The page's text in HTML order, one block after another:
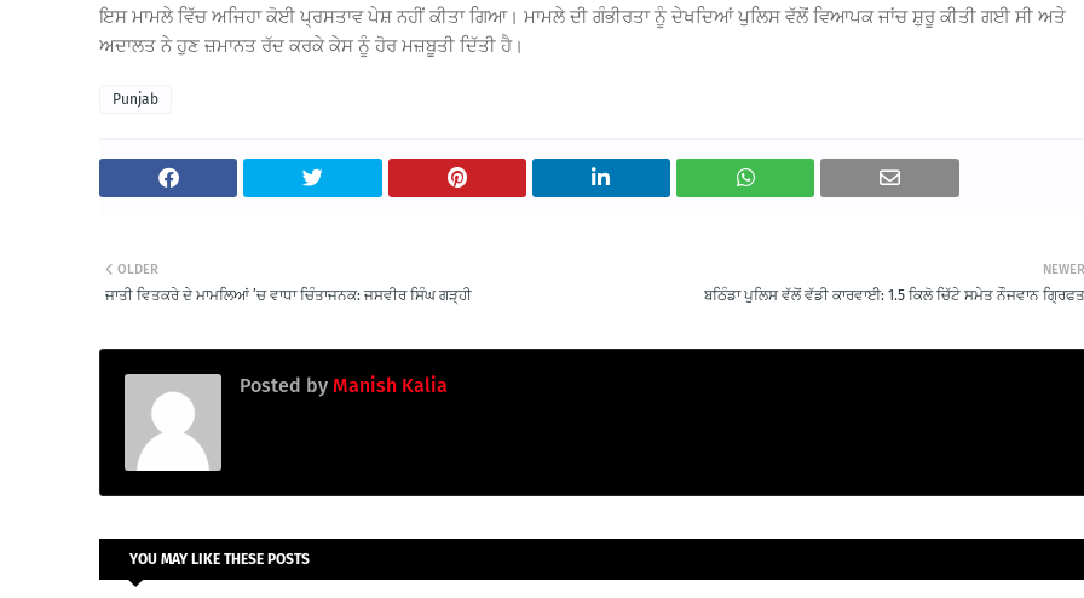
ਇਸ ਮਾਮਲੇ ਵਿੱਚ ਅਜਿਹਾ ਕੋਈ ਪ੍ਰਸਤਾਵ ਪੇਸ਼ ਨਹੀਂ ਕੀਤਾ ਗਿਆ। ਮਾਮਲੇ ਦੀ ਗੰਭੀਰਤਾ ਨੂੰ ਦੇਖਦਿਆਂ ਪੁਲਿਸ ਵੱਲੋਂ ਵਿਆਪਕ ਜਾਂਚ ਸ਼ੁਰੂ ਕੀਤੀ ਗਈ ਸੀ ਅਤੇ
ਅਦਾਲਤ ਨੇ ਹੁਣ ਜ਼ਮਾਨਤ ਰੱਦ ਕਰਕੇ ਕੇਸ ਨੂੰ ਹੋਰ ਮਜ਼ਬੂਤੀ ਦਿੱਤੀ ਹੈ।
Punjab
NEWER
ਬਠਿੰਡਾ ਪੁਲਿਸ ਵੱਲੋਂ ਵੱਡੀ ਕਾਰਵਾਈ: 1.5 ਕਿਲੋ ਚਿੱਟੇ ਸਮੇਤ ਨੌਜਵਾਨ
OLDER
ਜਾਤੀ ਵਿਤਕਰੇ ਦੇ ਮਾਮਲਿਆਂ ’ਚ ਵਾਧਾ ਚਿੰਤਾਜਨਕ: ਜਸਵੀਰ ਸਿੰਘ ਗੜ੍ਹੀ
Posted by Manish Kalia
YOU MAY LIKE THESE POSTS